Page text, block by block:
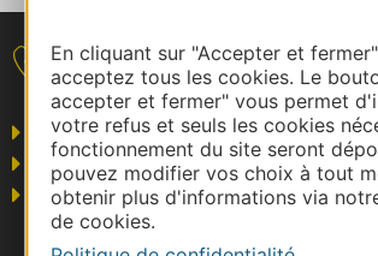
En cliquant sur "Accepter et
acceptez tous les cookies. Le
accepter et fermer" vous permet
votre refus et seuls les cookies
fonctionnement du site seront
pouvez modifier vos choix à tout
obtenir plus d'informations via
de cookies.
Nous contacter
Grand public
Business/Mice
Pros du tourisme